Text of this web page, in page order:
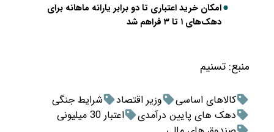
امکان خرید اعتباری تا دو برابر یارانه ماهانه برای
دهک‌های ۱ تا ۳ فراهم شد
منبع: تسنیم
کالاهای اساسی وزیر اقتصاد
شرایط جنگی
دهک های پایین درآمدی
اعتبار 30 میلیونی